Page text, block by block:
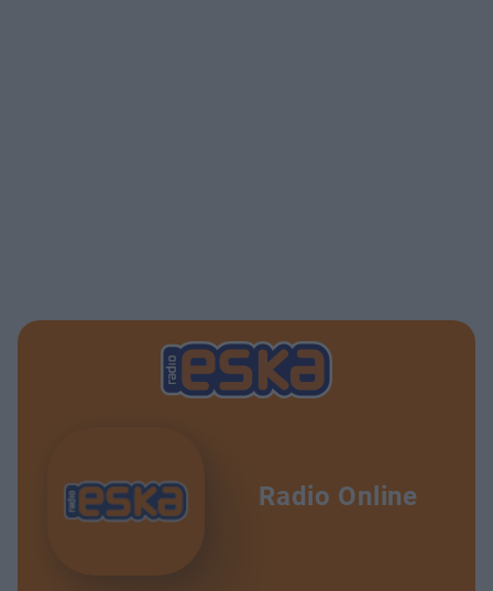
Radio Online